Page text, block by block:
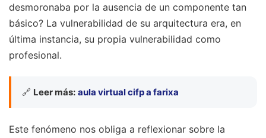
desmoronaba por la ausencia de un componente tan
básico? La vulnerabilidad de su arquitectura era, en
última instancia, su propia vulnerabilidad como
profesional.
🔗 Leer más: aula virtual cifp a farixa
Este fenómeno nos obliga a reflexionar sobre la